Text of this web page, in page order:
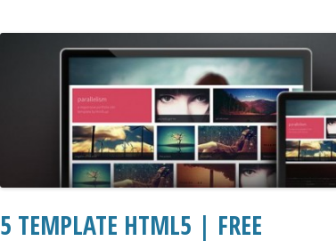
5 TEMPLATE HTML5 | FREE